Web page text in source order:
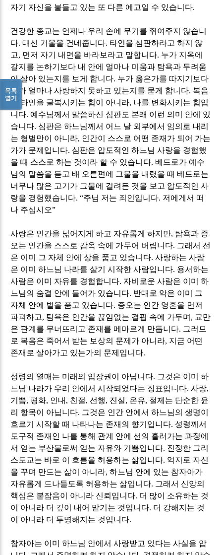
자기 자신을 붙들고 있는 또 다른 에고일 수 있습니다.
건강한 종교는 언제나 우리 손에 무기를 쥐여주지 않습니
다.대신 거울을 건네줍니다. 타인을 심판하라고 하지 않
고, 먼저 자기 내면을 바라보라고 말합니다. 누가 지옥에
갈지를 논하기보다 내 안에 얼마나 미움과 탐욕과 두려움
이 살아 있는지를 보게 합니다. 누가 옳은가를 따지기보다
내가 얼마나 사랑하지 못하고 있는지를 묻게 합니다. 복음
은 타인을 굴복시키는 힘이 아니라, 나를 변화시키는 힘입
니다. 예수님께서 말씀하신 심판도 본래 이런 의미 안에 있
습니다. 심판은 하느님께서 어느 날 외부에서 임의로 내리
는 형벌만이 아니라, 인간이 스스로 어떤 존재가 되어 가는
가가 문제입니다. 심판은 압도적인 하느님 사랑을 경험했
을 때 스스로 하는 것이라 할 수 있습니다. 베드로가 예수
님의 말씀을 듣고 배 오른편에 그물을 내렸을 때 베드로는
너무나 많은 고기가 그물에 걸려든 것을 보고 압도적인 사
랑을 경험했습니다. “주님 저는 죄인입니다. 저에게서 떠
나 주십시오”
사랑은 인간을 넓어지게 하고 자유롭게 하지만, 탐욕과 증
오는 인간을 스스로 감옥 속에 가두어 버립니다. 그래서 선
은 이미 그 자체 안에 상을 품고 있습니다.사랑하는 사람
은 이미 하느님 나라를 살기 시작한 사람입니다. 용서하는
사람은 이미 자유를 경험합니다. 자비로운 사람은 이미 하
느님의 숨결 안에 들어가 있습니다. 반대로 악은 이미 그
자체 안에 벌을 품고 있습니다. 증오는 인간 영혼을 먼저
파괴하고, 탐욕은 인간을 끊임없는 결핍 속에 가두며 , 교만
은 관계를 무너뜨리고 존재를 메마르게 만듭니다. 그러므
로 복음은 죽어서 받는 보상의 문제가 아니라, 지금 어떤
존재로 살아가고 있는가의 문제입니다.
성령의 열매는 미래의 입장권이 아닙니다. 그것은 이미 하
느님 나라가 우리 안에서 시작되었다는 징표입니다.사랑,
기쁨,평화, 인내 , 친절, 선행, 진실, 온유, 절제는 단순한 윤
리 항목이 아닙니다. 그것은 인간 안에서 하느님의 생명이
흐르기 시작할 때 나타나는 존재의 향기입니다. 성령께서
도구적 존재인 나를 통해 관계 안에 선의 흘러가는 과정에
서 얻는 부산물로써 얻는 자유와 기쁨입니다. 진정한 그리
스도교는 바로 이 흐름을 허용하는 삶입니다. 억지로 자신
을 꾸며 만드는 삶이 아니라,하느님 안에 있는 참자아가
자유롭게 드나들도록 허용하는 삶입니다. 그래서 신앙의
핵심은 붙잡음이 아니라 신뢰입니다. 더 많이 소유하는 것
이 아니라 더 깊이 내어 맡기는 것입니다. 더 강해지는 것
이 아니라 더 투명해지는 것입니다.
참자아는 이미 하느님 안에서 사랑받고 있다는 사실을 압
목록
열기